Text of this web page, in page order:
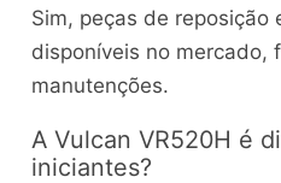
Sim, peças de reposição
disponíveis no mercado,
manutenções.
A Vulcan VR520H é
iniciantes?